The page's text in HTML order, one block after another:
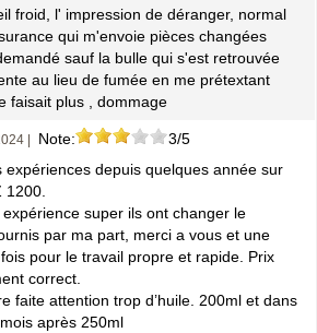
froid, l' impression de déranger, normal
qui m'envoie pièces changées
sauf la bulle qui s'est retrouvée
au lieu de fumée en me prétextant
faisait plus , dommage
| Note:
3/5
expériences depuis quelques année sur
1200.
expérience super ils ont changer le
par ma part, merci a vous et une
pour le travail propre et rapide. Prix
correct.
faite attention trop d’huile. 200ml et dans
après 250ml